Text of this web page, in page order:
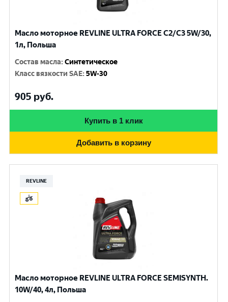
Масло моторное REVLINE ULTRA FORCE C2/C3 5W/30,
1л, Польша
Состав масла:Синтетическое
Класс вязкости SAE:5W-30
905 руб.
Купить в 1 клик
Добавить в корзину
REVLINE
Масло моторное REVLINE ULTRA FORCE SEMISYNTH.
10W/40, 4л, Польша